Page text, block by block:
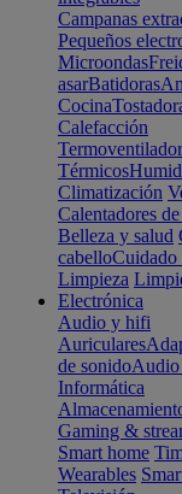
Campanas
Pequeños
Microondas
asarBatidoras
Cocina
Calefacción
Térmicos
Climatización
Calentadores
Belleza y salud
cabelloCuidado
Limpieza
Electrónica
Audio y hifi
Auriculares
de sonidoAudio
Informática
Gaming &
Smart home
Wearables